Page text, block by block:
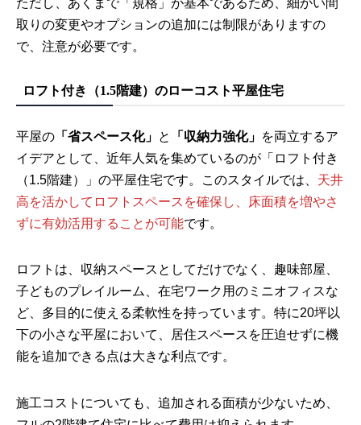
ただし、あくまで「規格」が基本であるため、細かい間
取りの変更やオプションの追加には制限がありますの
で、注意が必要です。
ロフト付き（1.5階建）のローコスト平屋住宅
平屋の 「省スペース化」 と 「収納力強化」 を両立するア
イデアとして、近年人気を集めているのが「ロフト付き
（1.5階建）」の平屋住宅です。このスタイルでは、 天井
高を活かしてロフトスペースを確保し、床面積を増やさ
ずに有効活用することが可能です。
ロフトは、収納スペースとしてだけでなく、趣味部屋、
子どものプレイルーム、在宅ワーク用のミニオフィスな
ど、多目的に使える柔軟性を持っています。特に20坪以
下の小さな平屋において、居住スペースを圧迫せずに機
能を追加できる点は大きな利点です。
施工コストについても、追加される面積が少ないため、